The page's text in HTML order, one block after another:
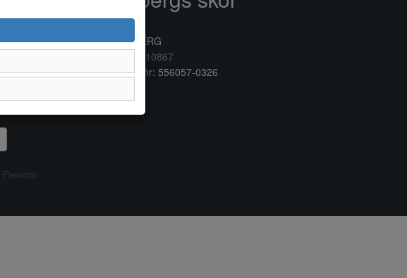
432 41 VARBERG
0340/10867
Organisationsnr: 556057-0326
Flexicon